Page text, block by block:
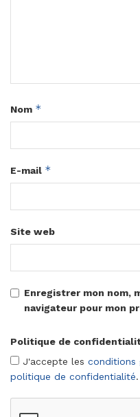
Nom *
E-mail *
Site web
Enregistrer mon nom,
navigateur pour mon
Politique de
J'accepte les conditions
politique de confidentialité.